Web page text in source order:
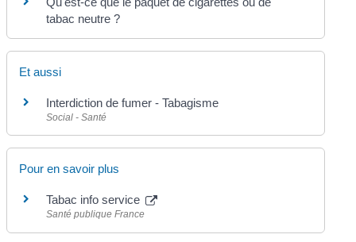
tabac neutre ?
Et aussi
Interdiction de fumer - Tabagisme
Social - Santé
Pour en savoir plus
Tabac info service
Santé publique France